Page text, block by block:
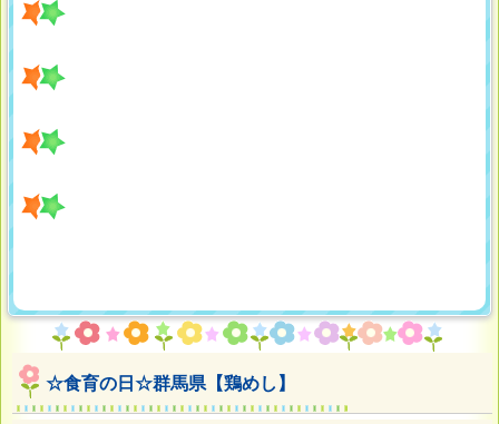
☆食育の日☆群馬県【鶏めし】